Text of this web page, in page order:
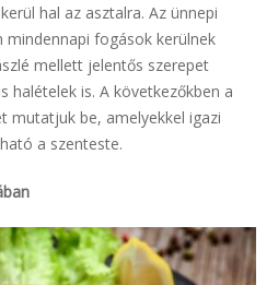
hal az asztalra. Az ünnepi
mindennapi fogások kerülnek
mellett jelentős szerepet
halételek is. A következőkben a
mutatjuk be, amelyekkel igazi
a szenteste.